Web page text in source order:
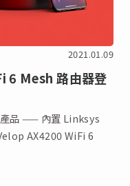
2021.01.09
6 Mesh 路由器登
品 —— 內置 Linksys
AX4200 WiFi 6